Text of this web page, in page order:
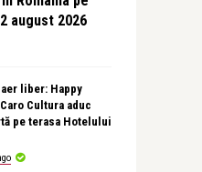
august 2026
liber: Happy
Cultura aduc
pe terasa Hotelului